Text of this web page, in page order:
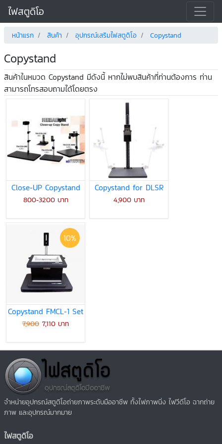
ไฟสตูดิโอ
หน้าแรก สินค้า อุปกรณ์เสริมไฟสตูดิโอ Copystand
Copystand
สินค้าในหมวด Copystand มีดังนี้ หากไม่พบสินค้าที่ท่านต้องการ ท่าน
สามารถโทรสอบถามได้โดยตรง
Close-UP Copystand
800-3200 บาท
Copystand for DLSR
4,900 บาท
10%
Copystand FMCL-1 Set
7,900 7,110 บาท
จำหน่ายอุปกรณ์สตูดิโอถ่ายภาพระดับมืออาชีพ ทั้งไฟภาพนิ่ง ไฟวีดีโอ ฉากถ่าย
ภาพ และอุปกรณ์มากมาย
ไฟสตูดิโอ